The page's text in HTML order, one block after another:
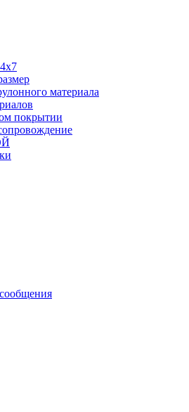
материала
покрытии